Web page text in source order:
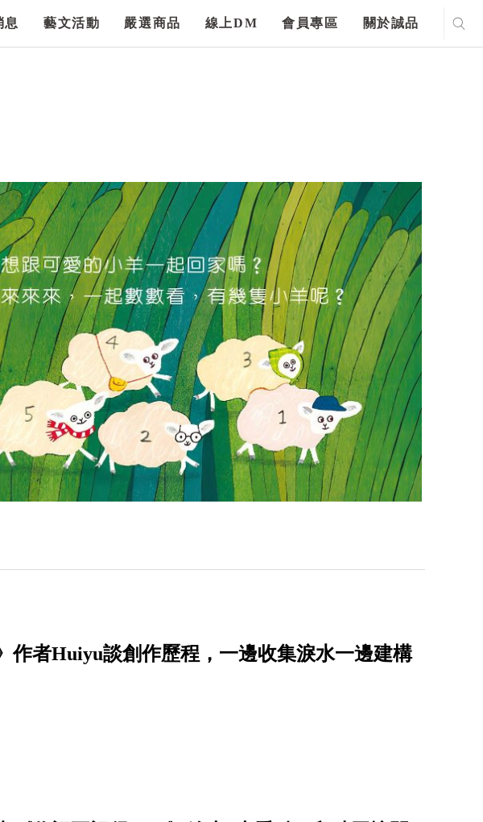
息 藝文活動 嚴選商品 線上DM 會員專區 關於誠品
作者Huiyu談創作歷程，一邊收集淚水一邊建構